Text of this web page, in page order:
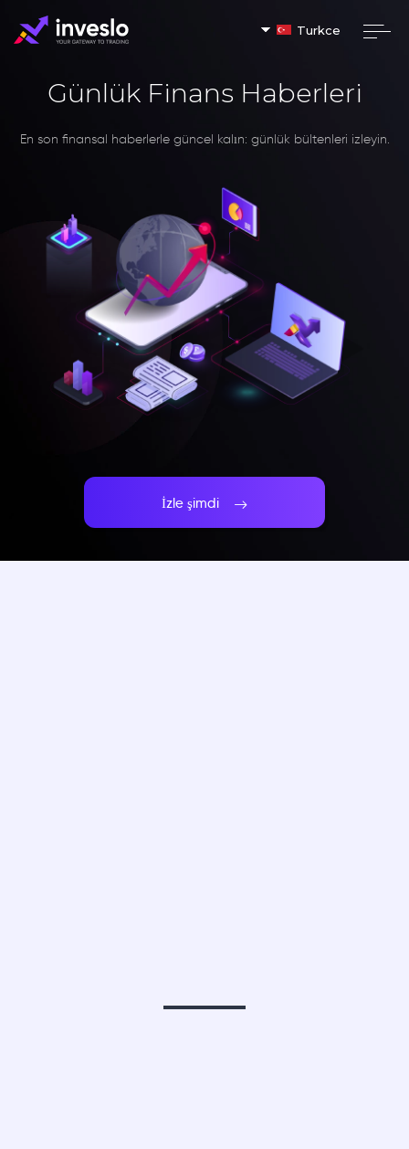
Turkce
Günlük Finans Haberleri
En son finansal haberlerle güncel kalın: günlük bültenleri izleyin.
İzle şimdi